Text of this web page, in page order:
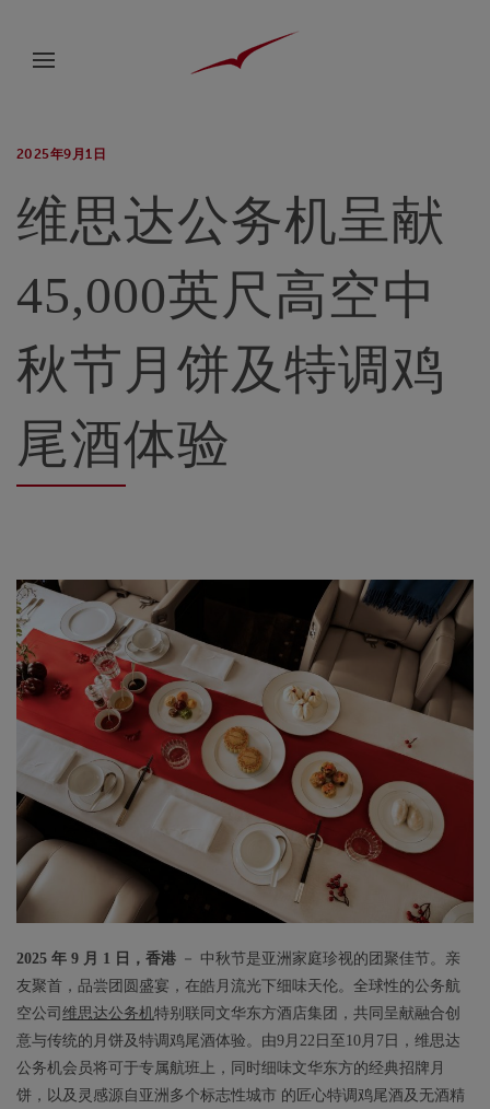
2025年9月1日
维思达公务机呈献
45,000英尺高空中
秋节月饼及特调鸡
尾酒体验
2025 年 9 月 1 日，香港 － 中秋节是亚洲家庭珍视的团聚佳节。亲
友聚首，品尝团圆盛宴，在皓月流光下细味天伦。全球性的公务航
空公司 维思达公务机特别联同文华东方酒店集团，共同呈献融合创
意与传统的月饼及特调鸡尾酒体验。由9月22日至10月7日，维思达
公务机会员将可于专属航班上，同时细味文华东方的经典招牌月
饼，以及灵感源自亚洲多个标志性城市 的匠心特调鸡尾酒及无酒精